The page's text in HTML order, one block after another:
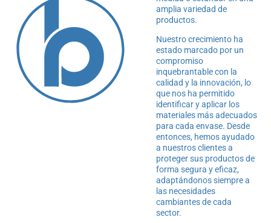
amplia variedad de
productos.
Nuestro crecimiento ha
estado marcado por un
compromiso
inquebrantable con la
calidad y la innovación, lo
que nos ha permitido
identificar y aplicar los
materiales más adecuados
para cada envase. Desde
entonces, hemos ayudado
a nuestros clientes a
proteger sus productos de
forma segura y eficaz,
adaptándonos siempre a
las necesidades
cambiantes de cada
sector.